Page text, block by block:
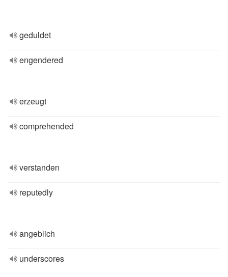
geduldet
engendered
erzeugt
comprehended
verstanden
reputedly
angeblich
underscores